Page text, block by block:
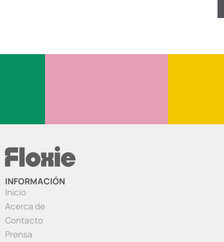
INFORMACIÓN
Inicio
Acerca de
Contacto
Prensa